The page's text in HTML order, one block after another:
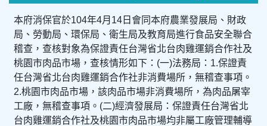
本府消保官於104年4月14日會同本府農業發展局、財政
局、勞動局、環保局、衛生局及教育局進行食品安全聯合
稽查，查核對象為保證責任台灣省北台肉雞運銷合作社及
桃園市肉品市場，查核情形如下：(一)法務局：1.保證責
任台灣省北台肉雞運銷合作社非消費場所，無稽查事項。
2.桃園市肉品市場，該肉品市場非消費場所，為肉品屠宰
工廠，無稽查事項。(二)經濟發展局：保證責任台灣省北
台肉雞運銷合作社及桃園市肉品市場均非屬工廠管理輔導